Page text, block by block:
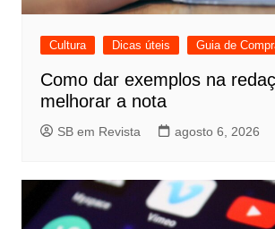
Cultura Dicas úteis Guia de
Como dar exemplos na
melhorar a nota
SB em Revista agosto 6, 2026